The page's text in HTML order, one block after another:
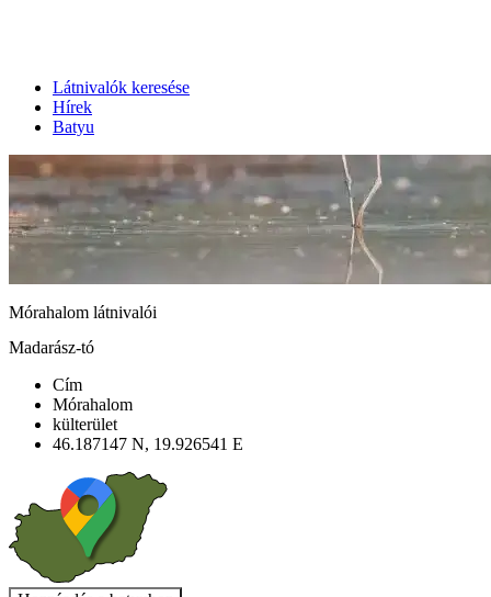
Látnivalók keresése
Hírek
Batyu
Mórahalom látnivalói
Madarász-tó
Cím
Mórahalom
külterület
46.187147 N, 19.926541 E